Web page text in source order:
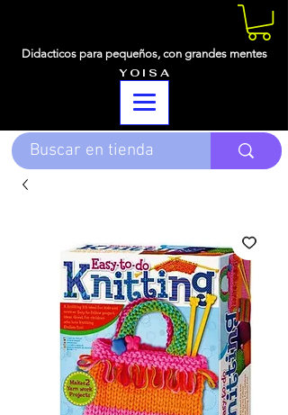
Didacticos para pequeños, con grandes mentes
Y O I S A